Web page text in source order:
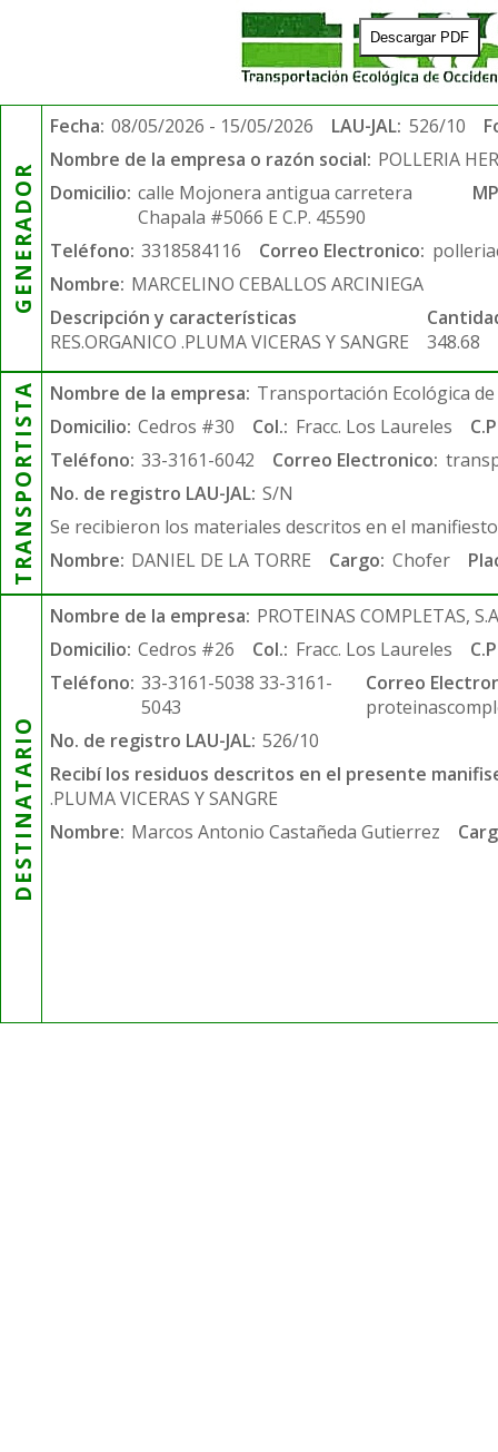
Descargar PDF
GENERADOR
Fecha: 08/05/2026 - 15/05/2026 LAU-JAL: 526/10
Nombre de la empresa o razón social: POLLERIA
Domicilio: calle Mojonera antigua carretera
Chapala #5066 E C.P. 45590
Teléfono: 3318584116 Correo Electronico:
Nombre: MARCELINO CEBALLOS ARCINIEGA
Descripción y características
RES.ORGANICO .PLUMA VICERAS Y SANGRE
348.68
TRANSPORTISTA Nombre de la empresa: Transportación Ecológica de
Domicilio: Cedros #30 Col.: Fracc. Los Laureles
Teléfono: 33-3161-6042 Correo Electronico:
No. de registro LAU-JAL: S/N
Se recibieron los materiales descritos en el
Nombre: DANIEL DE LA TORRE Cargo: Chofer
DESTINATARIO
Nombre de la empresa: PROTEINAS COMPLETAS,
Domicilio: Cedros #26 Col.: Fracc. Los Laureles
Teléfono: 33-3161-5038 33-3161-
5043
Correo
No. de registro LAU-JAL: 526/10
Recibí los residuos descritos en el presente
.PLUMA VICERAS Y SANGRE
Nombre: Marcos Antonio Castañeda Gutierrez